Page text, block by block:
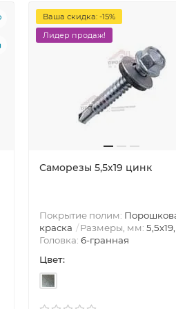
Ваша скидка: -15%
Лидер продаж!
Саморезы 5,5х19 цинк
Покрытие полим:
краска
Размеры, мм:
Головка: 6-гранная
Цвет: